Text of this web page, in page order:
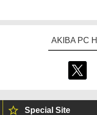
AKIBA PC
Special Site